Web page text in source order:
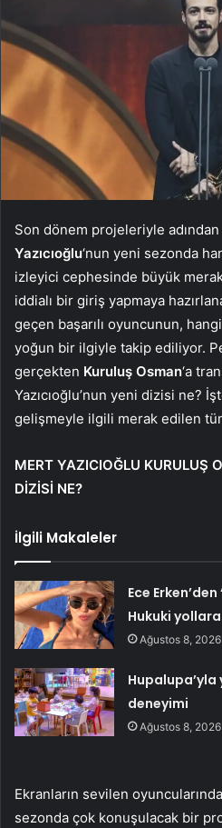
Son dönem projeleriyle
Yazıcıoğlu‘nun yeni sezonda
izleyici cephesinde büyük
iddialı bir giriş yapmaya
geçen başarılı oyuncunun,
yoğun bir ilgiyle takip ediliyor.
gerçekten Kuruluş Osman‘a
Yazıcıoğlu’nun yeni dizisi ne?
gelişmeyle ilgili merak edilen
MERT YAZICIOĞLU KURULUŞ
DİZİSİ NE?
İlgili Makaleler
Ece
Hukuki
Ağustos 8, 2026
deneyimi
Ağustos 8, 2026
Ekranların sevilen
sezonda çok konuşulacak bir